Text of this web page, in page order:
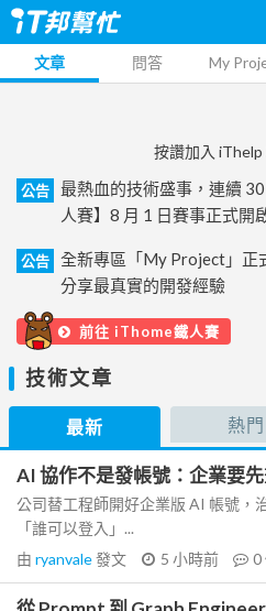
文章 問答 My
按讚加入
公告
最熱血的技術盛事，連續
人賽】8 月 1 日賽事正式開
公告
全新專區「My Project」正
分享最真實的開發經驗
前往 iThome鐵人賽
技術文章
最新 熱門
AI 協作不是發帳號：企業要
公司替工程師開好企業版 AI 帳號，
「誰可以登入」...
由 ryanvale發文 5 小時前 0